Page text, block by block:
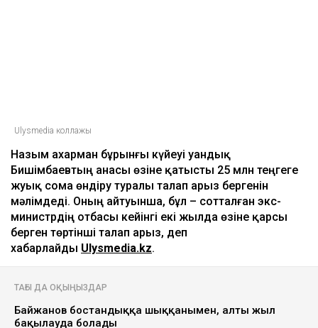
Ulysmedia коллажы
Назым Қахарман бұрынғы күйеуі Қуандық
Бишімбаевтың анасы өзіне қатысты 25 млн теңгеге
жуық сома өндіру туралы талап арыз бергенін
мәлімдеді. Оның айтуынша, бұл – сотталған экс-
министрдің отбасы кейінгі екі жылда өзіне қарсы
берген төртінші талап арыз, деп
хабарлайды Ulysmedia.kz.
ТАҒЫ ДА ОҚЫҢЫЗДАР
Байжанов бостандыққа шыққанымен, алты жыл
бақылауда болады